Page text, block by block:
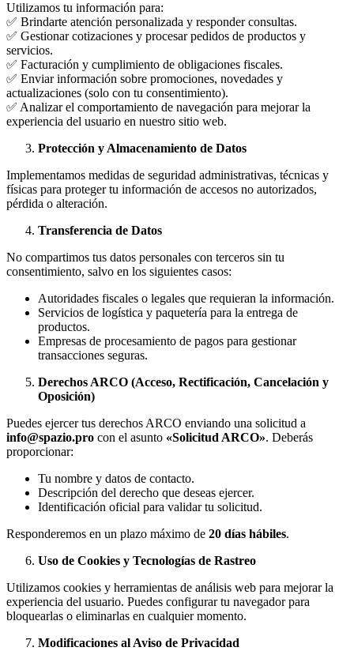
Utilizamos tu información para:
✅ Brindarte atención personalizada y responder consultas.
✅ Gestionar cotizaciones y procesar pedidos de productos y
servicios.
✅ Facturación y cumplimiento de obligaciones fiscales.
✅ Enviar información sobre promociones, novedades y
actualizaciones (solo con tu consentimiento).
✅ Analizar el comportamiento de navegación para mejorar la
experiencia del usuario en nuestro sitio web.
Protección y Almacenamiento de Datos
Implementamos medidas de seguridad administrativas, técnicas y
físicas para proteger tu información de accesos no autorizados,
pérdida o alteración.
Transferencia de Datos
No compartimos tus datos personales con terceros sin tu
consentimiento, salvo en los siguientes casos:
Autoridades fiscales o legales que requieran la información.
Servicios de logística y paquetería para la entrega de
productos.
Empresas de procesamiento de pagos para gestionar
transacciones seguras.
Derechos ARCO (Acceso, Rectificación, Cancelación y
Oposición)
Puedes ejercer tus derechos ARCO enviando una solicitud a
info@spazio.pro con el asunto «Solicitud ARCO». Deberás
proporcionar:
Tu nombre y datos de contacto.
Descripción del derecho que deseas ejercer.
Identificación oficial para validar tu solicitud.
Responderemos en un plazo máximo de 20 días hábiles.
Uso de Cookies y Tecnologías de Rastreo
Utilizamos cookies y herramientas de análisis web para mejorar la
experiencia del usuario. Puedes configurar tu navegador para
bloquearlas o eliminarlas en cualquier momento.
Modificaciones al Aviso de Privacidad